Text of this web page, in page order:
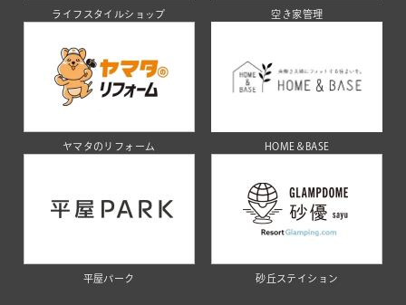
ライフスタイルショップ 空き家管理
ヤマタのリフォーム HOME＆BASE
平屋パーク 砂丘ステイション